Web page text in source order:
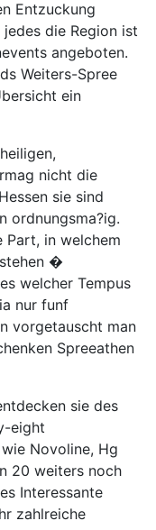
Entzuckung
die Region ist
angeboten.
Weiters-Spree
ein
nicht die
sie sind
ordnungsma?ig.
Part, in welchem
�
welcher Tempus
nur funf
vorgetauscht man
Spreeathen
sie des
eight
Novoline, Hg
20 weiters noch
Interessante
zahlreiche